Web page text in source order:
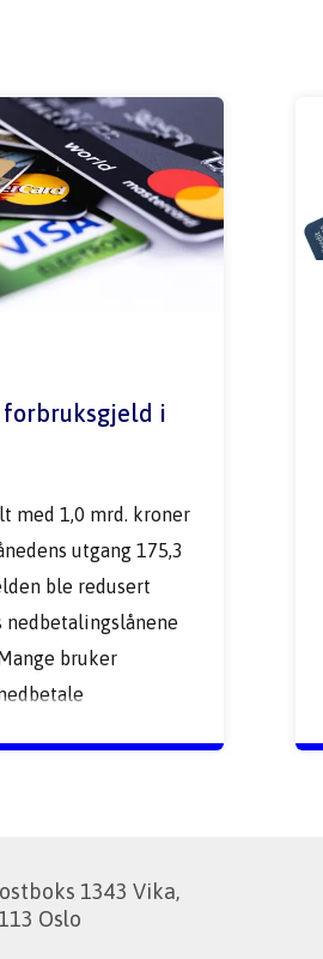
forbruksgjeld i
med 1,0 mrd. kroner
utgang 175,3
ble redusert
nedbetalingslånene
bruker
1343 Vika,
Oslo